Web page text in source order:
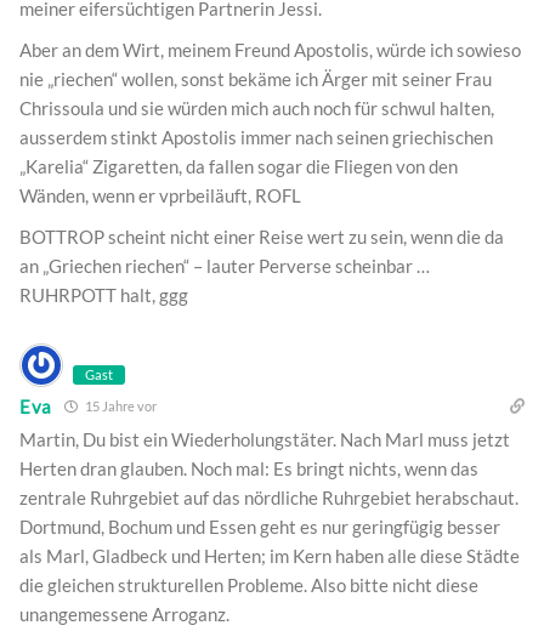
meiner eifersüchtigen Partnerin Jessi.
Aber an dem Wirt, meinem Freund Apostolis, würde ich sowieso
nie „riechen“ wollen, sonst bekäme ich Ärger mit seiner Frau
Chrissoula und sie würden mich auch noch für schwul halten,
ausserdem stinkt Apostolis immer nach seinen griechischen
„Karelia“ Zigaretten, da fallen sogar die Fliegen von den
Wänden, wenn er vprbeiläuft, ROFL
BOTTROP scheint nicht einer Reise wert zu sein, wenn die da
an „Griechen riechen“ – lauter Perverse scheinbar …
RUHRPOTT halt, ggg
Gast
Eva 15 Jahre vor
Martin, Du bist ein Wiederholungstäter. Nach Marl muss jetzt
Herten dran glauben. Noch mal: Es bringt nichts, wenn das
zentrale Ruhrgebiet auf das nördliche Ruhrgebiet herabschaut.
Dortmund, Bochum und Essen geht es nur geringfügig besser
als Marl, Gladbeck und Herten; im Kern haben alle diese Städte
die gleichen strukturellen Probleme. Also bitte nicht diese
unangemessene Arroganz.